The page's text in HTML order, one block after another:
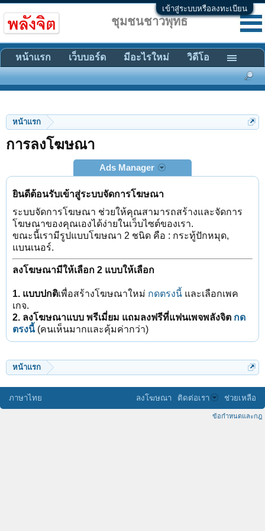
เข้าสู่ระบบหรือลงทะเบียน
หน้าแรก
การลงโฆษณา
Ads Manager
ยินดีต้อนรับเข้าสู่ระบบจัดการโฆษณา
ระบบจัดการโฆษณา ช่วยให้คุณสามารถสร้างและจัดการ
โฆษณาของคุณเองได้ง่ายในเว็บไซต์ของเรา.
ขณะนี้เรามีรูปแบบโฆษณา 2 ชนิด คือ : กระทู้ปักหมุด,
แบนเนอร์.
ลงโฆษณามีให้เลือก 2 แบบให้เลือก
1. แบบปกติเพื่อสร้างโฆษณาใหม่ กดตรงนี้ และเลือกเพค
เกจ.
2. ลงโฆษณาแบบ พรีเมี่ยม แถมลงฟรีที่แฟนเพจพลังจิต กด
ตรงนี้ (คนเห็นมากและคุ้มค่ากว่า)
หน้าแรก
ชุมชนชาวพุทธ
หน้าแรก เว็บบอร์ด มีอะไรใหม่ วิดีโอ
ภาษาไทย ลงโฆษณา ติดต่อเรา ช่วยเหลือ
ข้อกำหนดและกฎ